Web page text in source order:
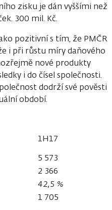
zisku je dán vyššími než
300 mil. Kč.
pozitivní s tím, že PMČR
i při růstu míry daňového
nové produkty
i do čísel společnosti.
dodrží své pověsti
období.
1H17
5 573
2 366
42,5 %
1 705